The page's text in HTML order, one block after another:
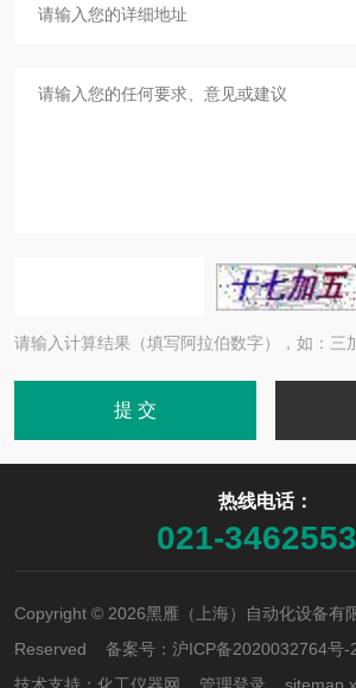
请输入计算结果（填写阿拉伯数字），如：三
热线电话：
021-
Copyright © 2026黑雁（上海）自动化设备有
Reserved 备案号： 沪ICP备2020032764号-